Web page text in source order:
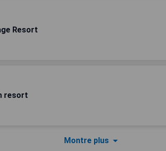
Resort
resort
Montre plus